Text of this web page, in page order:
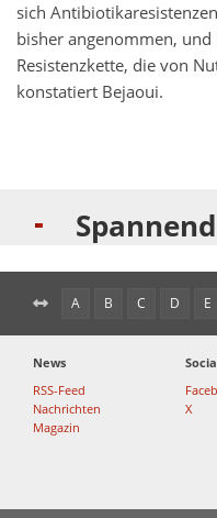
sich
bisher angenommen,
Resistenzkette, die von
konstatiert Bejaoui.
A B C D E
News
RSS-Feed
Nachrichten
Magazin
X